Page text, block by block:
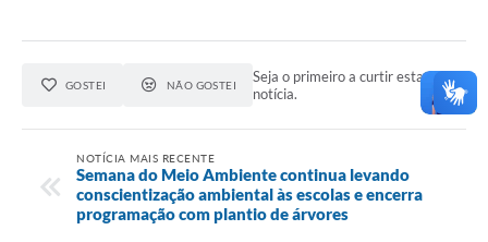
GOSTEI NÃO GOSTEI
Seja o primeiro a curtir esta
notícia.
NOTÍCIA MAIS RECENTE
Semana do Meio Ambiente continua levando
conscientização ambiental às escolas e encerra
programação com plantio de árvores